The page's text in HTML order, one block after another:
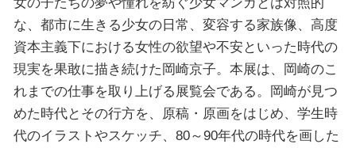
な、都市に生きる少女の日常、変容する家族像、高度
資本主義下における女性の欲望や不安といった時代の
現実を果敢に描き続けた岡崎京子。本展は、岡崎のこ
れまでの仕事を取り上げる展覧会である。岡崎が見つ
めた時代とその行方を、原稿・原画をはじめ、学生時
代のイラストやスケッチ、80～90年代の時代を画した